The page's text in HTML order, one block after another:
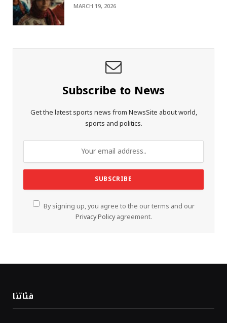
MARCH 19, 2026
Subscribe to News
Get the latest sports news from NewsSite about world,
sports and politics.
By signing up, you agree to the our terms and our
Privacy Policyagreement.
فئاتنا